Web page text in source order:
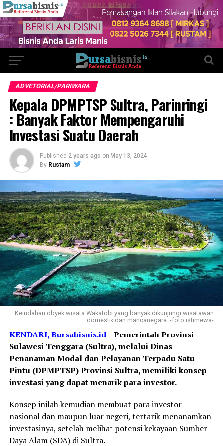
ADVETORIAL/PARIWARA
Kepala DPMPTSP Sultra, Parinringi
: Banyak Faktor Mempengaruhi
Investasi Suatu Daerah
Published 2 years ago on May 13, 2024
By Rustam
Keindahan obyek wisata Wakatobi yang banyak dikunjungi wisatawan
domestik dan mancanegara. -foto:istimewa-
KENDARI, Bursabisnis.id– Pemerintah Provinsi
Sulawesi Tenggara (Sultra), melalui Dinas
Penanaman Modal dan Pelayanan Terpadu Satu
Pintu (DPMPTSP) Provinsi Sultra, memiliki konsep
investasi yang dapat menarik para investor.
Konsep inilah kemudian membuat para investor
nasional dan maupun luar negeri, tertarik menanamkan
investasinya, setelah melihat potensi kekayaan Sumber
Daya Alam (SDA) di Sultra.